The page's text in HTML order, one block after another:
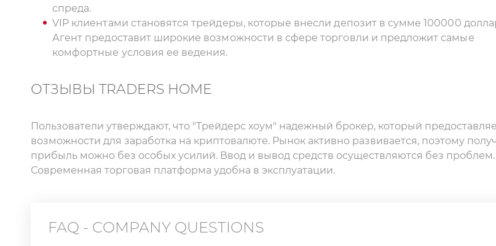
спреда.
VIP клиентами становятся трейдеры, которые внесли депозит в сумме 100000
Агент предоставит широкие возможности в сфере торговли и предложит самые
комфортные условия ее ведения.
ОТЗЫВЫ TRADERS HOME
Пользователи утверждают, что "Трейдерс хоум" надежный брокер, который
возможности для заработка на криптовалюте. Рынок активно развивается, поэтому
прибыль можно без особых усилий. Ввод и вывод средств осуществляются без проблем.
Современная торговая платформа удобна в эксплуатации.
FAQ - COMPANY QUESTIONS